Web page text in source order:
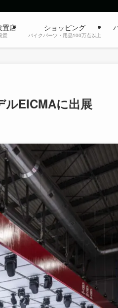
置店
置
ショッピング
バイクパーツ・用品100万点以上
EICMAに出展